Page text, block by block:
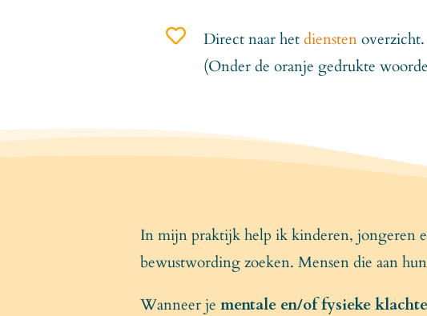
 Direct naar hetdienstenoverzicht.
(Onder de oranje gedrukte
In mijn praktijk help ik kinderen, jongeren
bewustwording zoeken. Mensen die aan
Wanneer je mentale en/of fysieke